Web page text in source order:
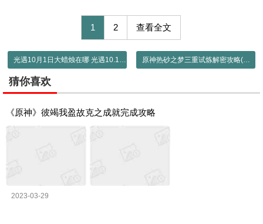
1 2 查看全文
光遇10月1日大蜡烛在哪 光遇10.1大蜡烛位置2022 原神热砂之梦三重试炼解密攻略(黄金梦乡热砂之梦通关流程一览)
猜你喜欢
《原神》彼竭我盈故克之成就完成攻略
2023-03-29